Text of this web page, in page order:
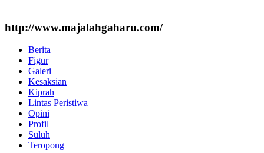
http://www.majalahgaharu.com/
Berita
Figur
Galeri
Kesaksian
Kiprah
Lintas Peristiwa
Opini
Profil
Suluh
Teropong